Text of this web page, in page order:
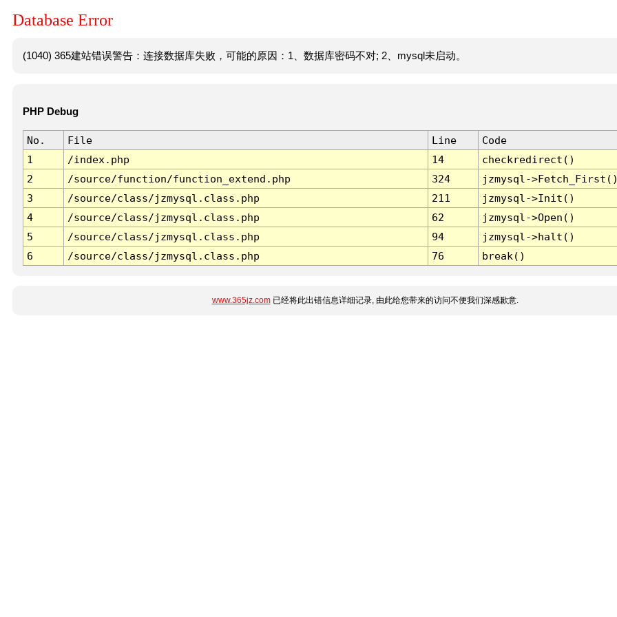
Database Error
(1040) 365建站错误警告：连接数据库失败，可能的原因：1、数据库密码不对; 2、mysql未启动。
PHP Debug
No. File Line
Code
1
/index.php 14
checkredirect()
2
/source/function/function_extend.php 324
jzmysql-
3
/source/class/jzmysql.class.php 211
jzmysql->Init()
4
/source/class/jzmysql.class.php 62
jzmysql->Open()
5
/source/class/jzmysql.class.php 94
jzmysql->halt()
6
/source/class/jzmysql.class.php 76 break()
www.365jz.com已经将此出错信息详细记录, 由此给您带来的访问不便我们深感歉意.